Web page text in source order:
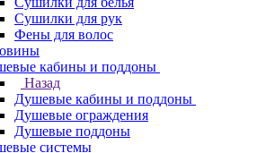
Сушилки для рук
Фены для волос
кабины и поддоны
Назад
Душевые кабины и поддоны
Душевые ограждения
Душевые поддоны
системы